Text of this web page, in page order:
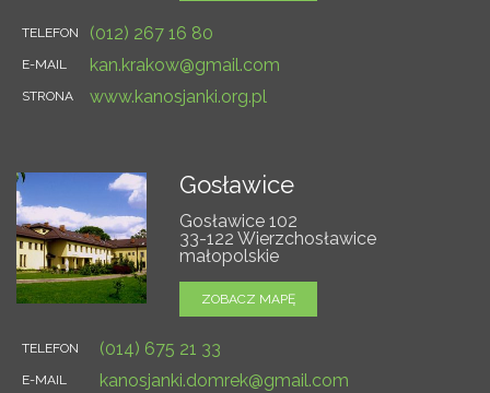
TELEFON (012) 267 16 80
E-MAIL kan.krakow@gmail.com
STRONA www.kanosjanki.org.pl
Gosławice
Gosławice 102
33-122 Wierzchosławice
małopolskie
ZOBACZ MAPĘ
TELEFON (014) 675 21 33
E-MAIL kanosjanki.domrek@gmail.com